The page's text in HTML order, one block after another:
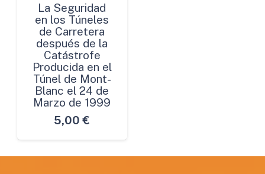
La Seguridad
en los Túneles
de Carretera
después de la
Catástrofe
Producida en el
Túnel de Mont-
Blanc el 24 de
Marzo de 1999
5,00 €